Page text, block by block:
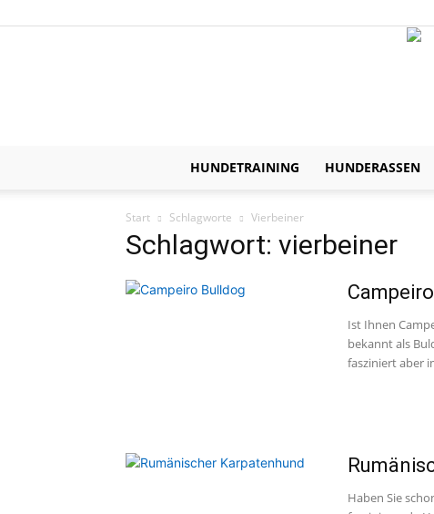
HUNDETRAINING HUNDERASSEN
Start Schlagworte Vierbeiner
Schlagwort: vierbeiner
Ist Ihnen
bekannt als
fasziniert aber
Haben Sie